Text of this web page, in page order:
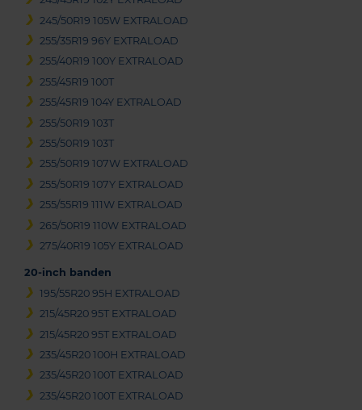
245/50R19 105W EXTRALOAD
255/35R19 96Y EXTRALOAD
255/40R19 100Y EXTRALOAD
255/45R19 100T
255/45R19 104Y EXTRALOAD
255/50R19 103T
255/50R19 103T
255/50R19 107W EXTRALOAD
255/50R19 107Y EXTRALOAD
255/55R19 111W EXTRALOAD
265/50R19 110W EXTRALOAD
275/40R19 105Y EXTRALOAD
20-inch banden
195/55R20 95H EXTRALOAD
215/45R20 95T EXTRALOAD
215/45R20 95T EXTRALOAD
235/45R20 100H EXTRALOAD
235/45R20 100T EXTRALOAD
235/45R20 100T EXTRALOAD